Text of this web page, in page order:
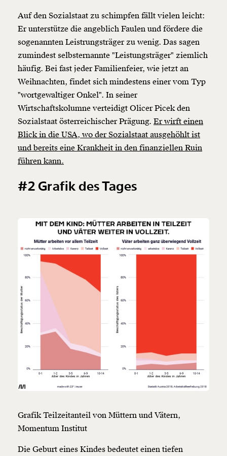
Auf den Sozialstaat zu schimpfen fällt vielen leicht:
Er unterstütze die angeblich Faulen und fördere die
sogenannten Leistrungsträger zu wenig. Das sagen
zumindest selbsternannte "Leistungsträger" ziemlich
häufig. Bei fast jeder Familienfeier, wie jetzt an
Weihnachten, findet sich mindestens einer vom Typ
"wortgewaltiger Onkel". In seiner
Wirtschaftskolumne verteidigt Olicer Picek den
Sozialstaat österreichischer Prägung. Er wirft einen
Blick in die USA, wo der Sozialstaat ausgehöhlt ist
und bereits eine Krankheit in den finanziellen Ruin
führen kann.
#2 Grafik des Tages
Grafik Teilzeitanteil von Müttern und Vätern,
Momentum Institut
Die Geburt eines Kindes bedeutet einen tiefen